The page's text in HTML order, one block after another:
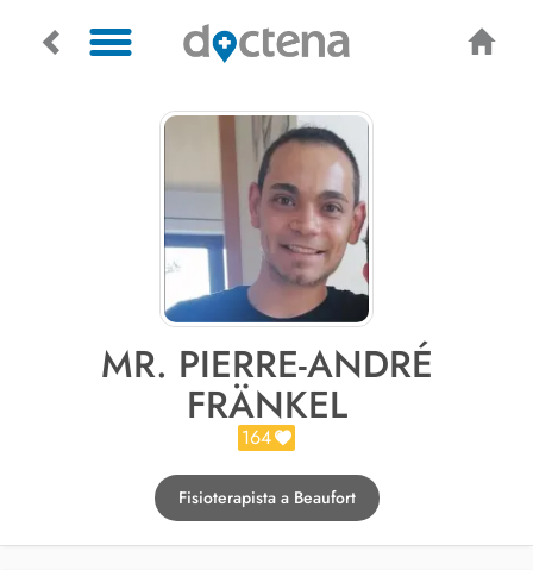
MR. PIERRE-ANDRÉ
FRÄNKEL
164
Fisioterapista a Beaufort